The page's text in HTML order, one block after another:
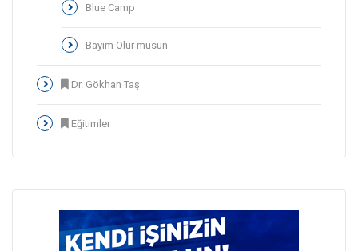
Blue Camp
Bayim Olur musun
Dr. Gökhan Taş
Eğitimler